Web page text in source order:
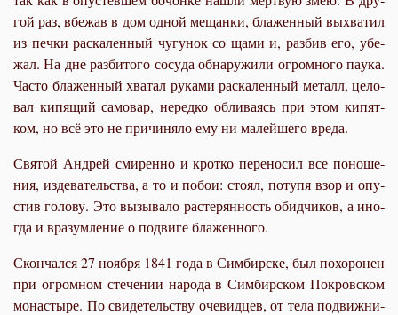
гой раз, вбе­жав в дом од­ной ме­щан­ки, бла­жен­ный вы­хва­тил
из печ­ки рас­ка­лен­ный чу­гу­нок со ща­ми и, раз­бив его, убе­
жал. На дне раз­би­то­го со­су­да об­на­ру­жи­ли огром­но­го па­у­ка.
Ча­сто бла­жен­ный хва­тал ру­ка­ми рас­ка­лен­ный ме­талл, це­ло­
вал ки­пя­щий са­мо­вар, неред­ко об­ли­ва­ясь при этом ки­пят­
ком, но всё это не при­чи­ня­ло ему ни ма­лей­ше­го вре­да.
Свя­той Ан­дрей сми­рен­но и крот­ко пе­ре­но­сил все по­но­ше­
ния, из­де­ва­тель­ства, а то и по­бои: сто­ял, по­ту­пя взор и опу­
стив го­ло­ву. Это вы­зы­ва­ло рас­те­рян­ность обид­чи­ков, а ино­
гда и вра­зум­ле­ние о по­дви­ге бла­жен­но­го.
Скон­чал­ся 27 но­яб­ря 1841 го­да в Сим­бир­ске, был по­хо­ро­нен
при огром­ном сте­че­нии на­ро­да в Сим­бир­ском По­кров­ском
мо­на­сты­ре. По сви­де­тель­ству оче­вид­цев, от те­ла по­движ­ни­